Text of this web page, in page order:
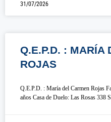
31/07/2026
Q.E.P.D. : MARÍA
ROJAS
Q.E.P.D. : María del Carmen Rojas
años Casa de Duelo: Las Rosas 338